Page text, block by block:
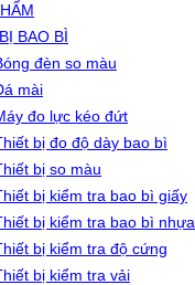
BAO BÌ
đèn so màu
mài
đo lực kéo đứt
bị đo độ dày bao bì
bị so màu
bị kiểm tra bao bì giấy
bị kiểm tra bao bì nhựa
bị kiểm tra độ cứng
bị kiểm tra vải